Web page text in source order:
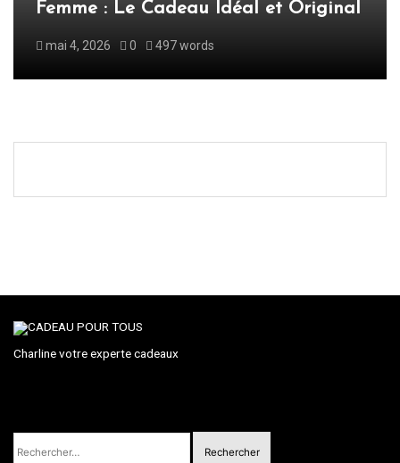
Femme : Le Cadeau Idéal et Original
mai 4, 2026 0 497 words
Charline votre experte cadeaux
Rechercher :